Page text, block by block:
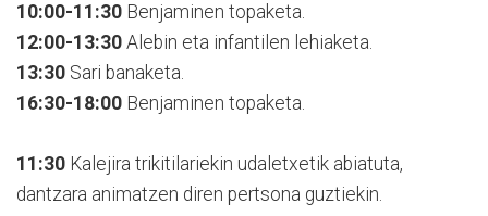
10:00-11:30 Benjaminen topaketa.
12:00-13:30 Alebin eta infantilen lehiaketa.
13:30 Sari banaketa.
16:30-18:00 Benjaminen topaketa.
11:30 Kalejira trikitilariekin udaletxetik abiatuta,
dantzara animatzen diren pertsona guztiekin.